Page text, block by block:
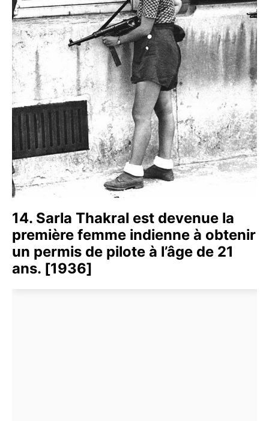
14. Sarla Thakral est devenue la
première femme indienne à obtenir
un permis de pilote à l’âge de 21
ans. [1936]